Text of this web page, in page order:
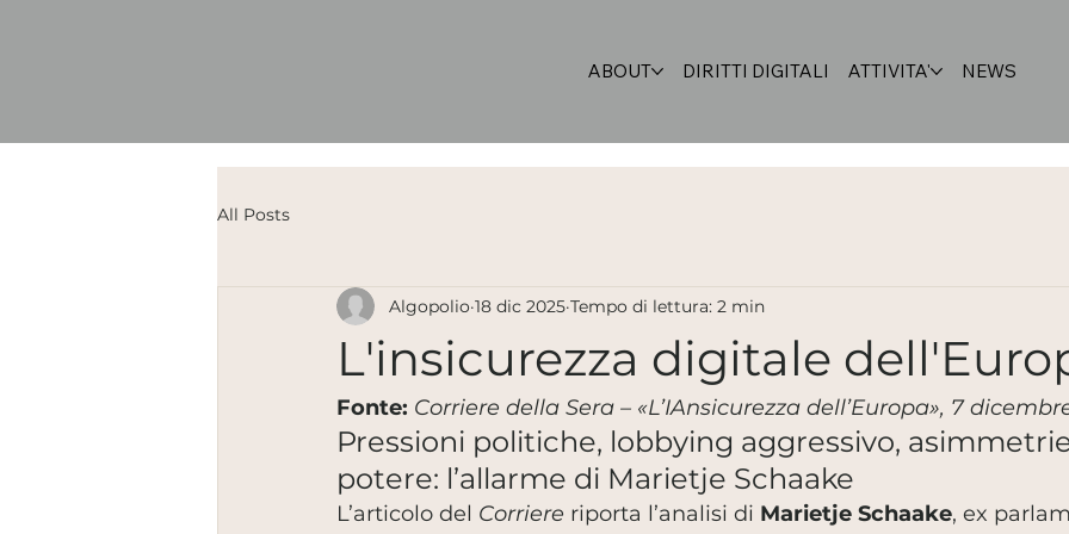
ABOUT DIRITTI DIGITALI ATTIVITA' NEWS
All Posts
L'insicurezza digitale
Algopolio 18 dic 2025 Tempo di lettura: 2 min
Fonte: Corriere della Sera – «L’IAnsicurezza dell’Europa», 7
Pressioni politiche, lobbying aggressivo,
potere: l’allarme di Marietje Schaake
L’articolo del Corriere riporta l’analisi di Marietje Schaake, ex